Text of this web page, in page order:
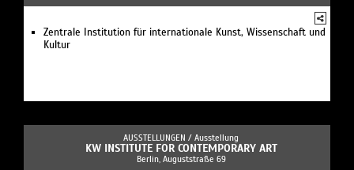
Zentrale Institution für internationale Kunst, Wissenschaft und
Kultur
AUSSTELLUNGEN / Ausstellung
KW INSTITUTE FOR CONTEMPORARY ART
Berlin, Auguststraße 69